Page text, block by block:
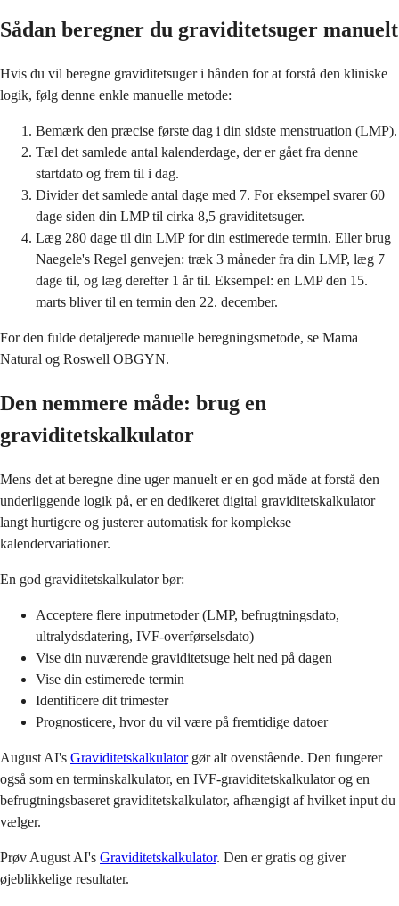
Sådan beregner du graviditetsuger manuelt
Hvis du vil beregne graviditetsuger i hånden for at forstå den kliniske
logik, følg denne enkle manuelle metode:
Bemærk den præcise første dag i din sidste menstruation (LMP).
Tæl det samlede antal kalenderdage, der er gået fra denne
startdato og frem til i dag.
Divider det samlede antal dage med 7. For eksempel svarer 60
dage siden din LMP til cirka 8,5 graviditetsuger.
Læg 280 dage til din LMP for din estimerede termin. Eller brug
Naegele's Regel genvejen: træk 3 måneder fra din LMP, læg 7
dage til, og læg derefter 1 år til. Eksempel: en LMP den 15.
marts bliver til en termin den 22. december.
For den fulde detaljerede manuelle beregningsmetode, se Mama
Natural og Roswell OBGYN.
Den nemmere måde: brug en
graviditetskalkulator
Mens det at beregne dine uger manuelt er en god måde at forstå den
underliggende logik på, er en dedikeret digital graviditetskalkulator
langt hurtigere og justerer automatisk for komplekse
kalendervariationer.
En god graviditetskalkulator bør:
Acceptere flere inputmetoder (LMP, befrugtningsdato,
ultralydsdatering, IVF-overførselsdato)
Vise din nuværende graviditetsuge helt ned på dagen
Vise din estimerede termin
Identificere dit trimester
Prognosticere, hvor du vil være på fremtidige datoer
August AI's Graviditetskalkulatorgør alt ovenstående. Den fungerer
også som en terminskalkulator, en IVF-graviditetskalkulator og en
befrugtningsbaseret graviditetskalkulator, afhængigt af hvilket input du
vælger.
Prøv August AI's Graviditetskalkulator. Den er gratis og giver
øjeblikkelige resultater.